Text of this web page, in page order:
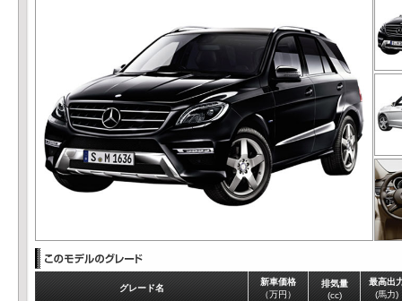
グレード名
新車価格
（万円）
排気量
(cc)
最高出
(馬力)